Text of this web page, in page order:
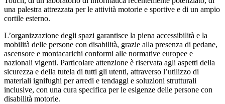
una palestra attrezzata per le attività motorie e sportive e di un ampio
cortile esterno.
L’organizzazione degli spazi garantisce la piena accessibilità e la
mobilità delle persone con disabilità, grazie alla presenza di pedane,
ascensore e montacarichi conformi alle normative europee e
nazionali vigenti. Particolare attenzione è riservata agli aspetti della
sicurezza e della tutela di tutti gli utenti, attraverso l’utilizzo di
materiali ignifughi per arredi e tendaggi e soluzioni strutturali
inclusive, con una cura specifica per le esigenze delle persone con
disabilità motorie.